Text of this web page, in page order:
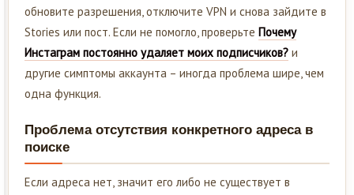
обновите разрешения, отключите VPN и снова зайдите в
Stories или пост. Если не помогло, проверьте Почему
Инстаграм постоянно удаляет моих подписчиков? и
другие симптомы аккаунта – иногда проблема шире, чем
одна функция.
Проблема отсутствия конкретного адреса в
поиске
Если адреса нет, значит его либо не существует в